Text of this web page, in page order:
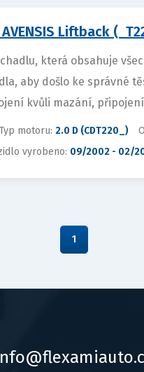
Liftback
která obsahuje
aby došlo ke správné
kvůli mazání,
Typ motoru: 2.0 D (CDT220_)
vyrobeno: 09/2002 - 02/
1